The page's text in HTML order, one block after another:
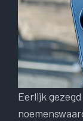
Eerlijk